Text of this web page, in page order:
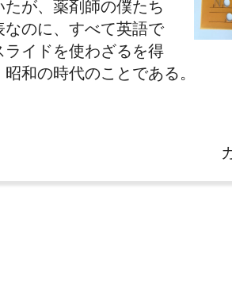
たが、薬剤師の僕たち
なのに、すべて英語で
ライドを使わざるを得
和の時代のことである。